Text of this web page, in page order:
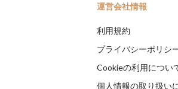
運営会社情報
利用規約
プライバシーポリシ
Cookieの利用につい
個人情報の取り扱い